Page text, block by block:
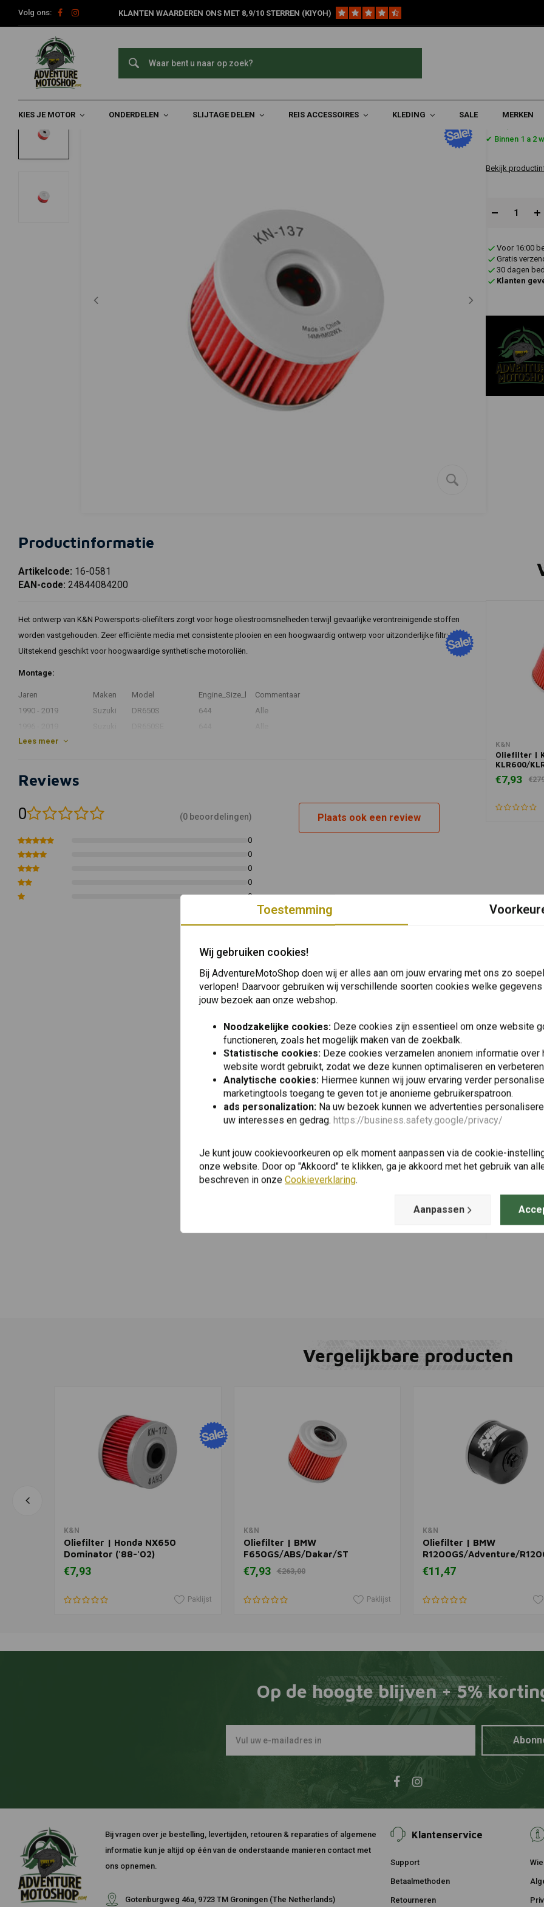
Volg ons: KLANTEN WAARDEREN ONS MET 8,9/10 STERREN (KIYOH)
KIES JE MOTOR ONDERDELEN SLIJTAGE DELEN REIS ACCESSOIRES KLEDING SALE MERKEN
Home Slijtage Delen Filters Oliefilters Oliefilter | Suzuki DR650S ('90-'19)/DR650SE ('96-'19)
Oliefilter | Suzuki DR650S ('90-'19)/DR650SE ('96-'19)
0/5 (0 reviews)
€7,93
✔ Binnen 1 a 2
Bekijk
Voor 16:00
Gratis
30 dagen
Klanten
Productinformatie
Artikelcode: 16-0581
EAN-code: 24844084200
Het ontwerp van K&N Powersports-oliefilters zorgt voor hoge oliestroomsnelheden terwijl gevaarlijke verontreinigende stoffen
worden vastgehouden. Zeer efficiënte media met consistente plooien en een hoogwaardig ontwerp voor uitzonderlijke filtratie.
Uitstekend geschikt voor hoogwaardige synthetische motoroliën.
Montage:
Jaren Maken Model Engine_Size_l
Commentaar
1990 - 2019
Suzuki DR650S 644
Alle
Artikelnummer:
Lees meer
Reviews
0 (0 beoordelingen)
0
0
0
0
0
Plaats ook een review
K&N
Oliefilter |
KLR600/
€7,93
GS ('04-
€16,65
€18,12
Luchtfilter
Vergelijkbare producten
K&N
Oliefilter | Honda NX650
Dominator ('88-'02)
€7,93
Paklijst
K&N
Oliefilter | BMW
F650GS/ABS/Dakar/ST
Strada/Aprilia Pegaso
650/Pegaso 650 i.e.
€7,93 €263,00
Paklijst
K&N
Oliefilter | BMW
R1200GS/Adventure/
HP2
€11,47
Op de hoogte blijven + 5%
Bij vragen over je bestelling, levertijden, retouren & reparaties of algemene
informatie kun je altijd op één van de onderstaande manieren contact met
ons opnemen.
Gotenburgweg 46a, 9723 TM Groningen (The Netherlands)
Klantenservice
Support
Betaalmethoden
Retourneren
Toestemming
Wij gebruiken cookies!
Bij AdventureMotoShop doen wij er alles aan om jouw ervaring met ons zo
verlopen! Daarvoor gebruiken wij verschillende soorten cookies welke
jouw bezoek aan onze webshop.
Noodzakelijke cookies: Deze cookies zijn essentieel om onze website
functioneren, zoals het mogelijk maken van de zoekbalk.
Statistische cookies: Deze cookies verzamelen anoniem informatie over
website wordt gebruikt, zodat we deze kunnen optimaliseren en
Analytische cookies: Hiermee kunnen wij jouw ervaring verder
marketingtools toegang te geven tot je anonieme gebruikerspatroon.
ads personalization: Na uw bezoek kunnen we advertenties
uw interesses en gedrag. https://business.safety.google/privacy/
Je kunt jouw cookievoorkeuren op elk moment aanpassen via de cookie-
onze website. Door op "Akkoord" te klikken, ga je akkoord met het gebruik van
beschreven in onze Cookieverklaring.
Aanpassen